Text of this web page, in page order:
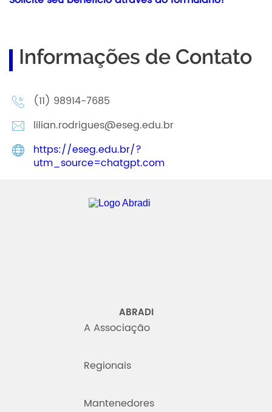
Informações de Contato
(11) 98914-7685
lilian.rodrigues@eseg.edu.br
https://eseg.edu.br/?
utm_source=chatgpt.com
Abradi
ABRADI
A Associação
Regionais
Mantenedores